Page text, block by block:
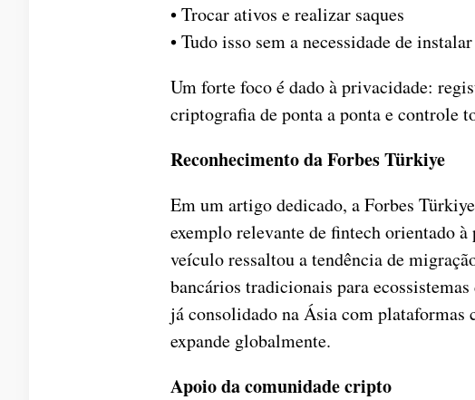
• Trocar ativos e realizar saques
• Tudo isso sem a necessidade de
Um forte foco é dado à privacidade:
criptografia de ponta a ponta e controle
Reconhecimento da Forbes Türkiye
Em um artigo dedicado, a Forbes
exemplo relevante de fintech orientado
veículo ressaltou a tendência de
bancários tradicionais para
já consolidado na Ásia com plataformas
expande globalmente.
Apoio da comunidade cripto